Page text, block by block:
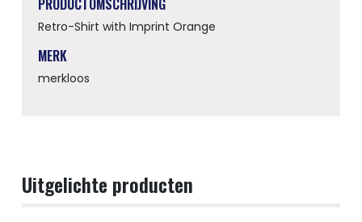
PRODUCTOMSCHRIJVING
Retro-Shirt with Imprint Orange
MERK
merkloos
Uitgelichte producten